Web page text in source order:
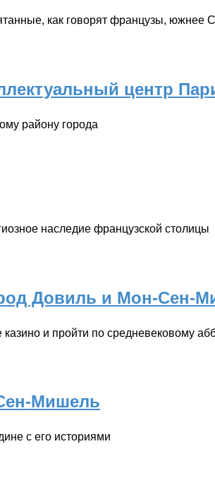
как говорят французы, южнее
центр
району города
наследие французской столицы
Довиль и Мон-Сен-
и пройти по средневековому
Мишель
с его историями